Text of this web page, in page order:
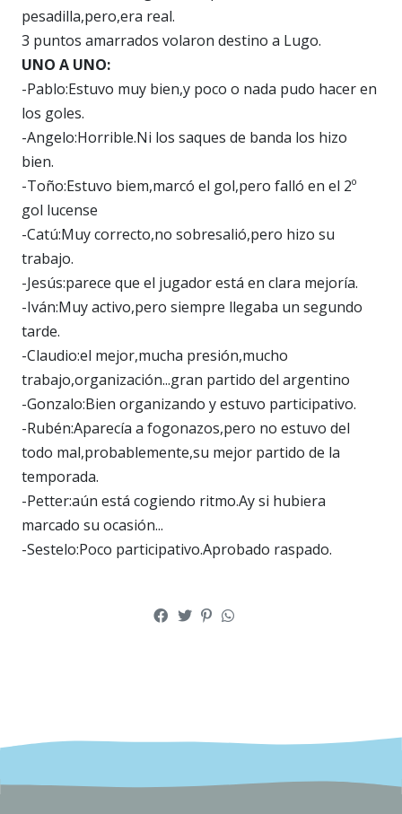
pesadilla,pero,era real.
3 puntos amarrados volaron destino a Lugo.
UNO A UNO:
-Pablo:Estuvo muy bien,y poco o nada pudo hacer en
los goles.
-Angelo:Horrible.Ni los saques de banda los hizo
bien.
-Toño:Estuvo biem,marcó el gol,pero falló en el 2º
gol lucense
-Catú:Muy correcto,no sobresalió,pero hizo su
trabajo.
-Jesús:parece que el jugador está en clara mejoría.
-Iván:Muy activo,pero siempre llegaba un segundo
tarde.
-Claudio:el mejor,mucha presión,mucho
trabajo,organización...gran partido del argentino
-Gonzalo:Bien organizando y estuvo participativo.
-Rubén:Aparecía a fogonazos,pero no estuvo del
todo mal,probablemente,su mejor partido de la
temporada.
-Petter:aún está cogiendo ritmo.Ay si hubiera
marcado su ocasión...
-Sestelo:Poco participativo.Aprobado raspado.